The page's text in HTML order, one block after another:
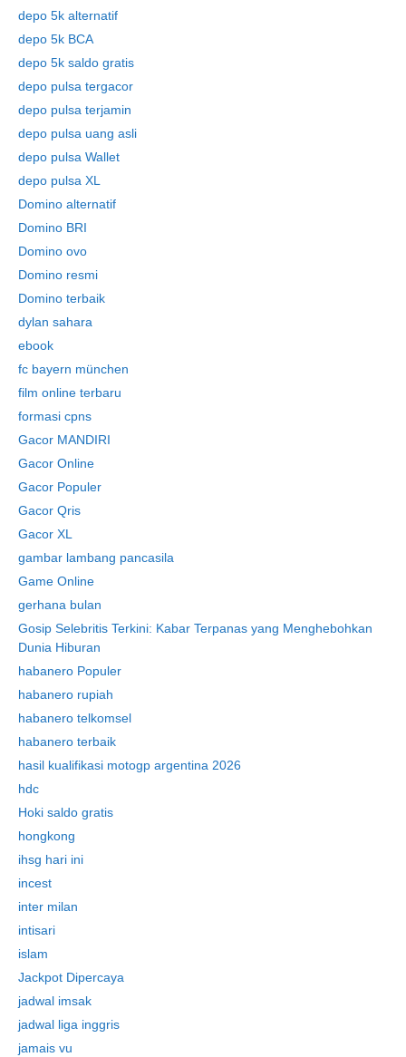
depo 5k alternatif
depo 5k BCA
depo 5k saldo gratis
depo pulsa tergacor
depo pulsa terjamin
depo pulsa uang asli
depo pulsa Wallet
depo pulsa XL
Domino alternatif
Domino BRI
Domino ovo
Domino resmi
Domino terbaik
dylan sahara
ebook
fc bayern münchen
film online terbaru
formasi cpns
Gacor MANDIRI
Gacor Online
Gacor Populer
Gacor Qris
Gacor XL
gambar lambang pancasila
Game Online
gerhana bulan
Gosip Selebritis Terkini: Kabar Terpanas yang Menghebohkan
Dunia Hiburan
habanero Populer
habanero rupiah
habanero telkomsel
habanero terbaik
hasil kualifikasi motogp argentina 2026
hdc
Hoki saldo gratis
hongkong
ihsg hari ini
incest
inter milan
intisari
islam
Jackpot Dipercaya
jadwal imsak
jadwal liga inggris
jamais vu